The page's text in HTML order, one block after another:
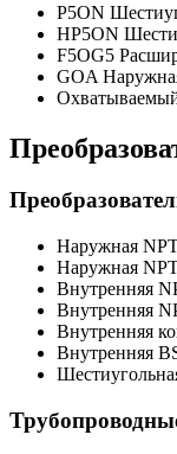
P5ON
HP5ON
F5OG5
GOA
Наружная
Наружная
Внутренняя
Внутренняя
Внутренняя
Внутренняя